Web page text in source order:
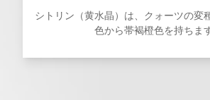
シトリン（黄水晶）は、クォーツの変
色から帯褐橙色を持ちま